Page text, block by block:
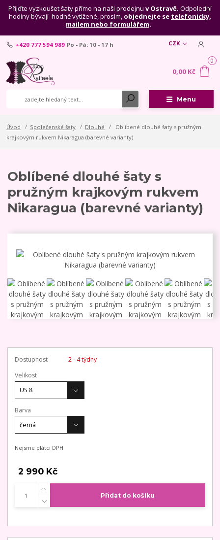
Přijďte vyzkoušet šaty přímo na naši prodejnu v Ostravě. Odpolední
hodiny bývají hodně vytížené, prosím, objednejte se telefonicky,
mailem nebo formulářem.
Menu
CZK
+420 777 594 989 Po - Pá: 10 - 17 h
0
0,00 Kč
Úvod Společenské šaty Dlouhé
Oblíbené dlouhé šaty s pružným
krajkovým rukvem Nikaragua (barevné varianty)
Oblíbené dlouhé šaty s
pružným krajkovým rukvem
Nikaragua (barevné varianty)
Dostupnost
2 - 4 týdny
Velikost
Barva
Nejsme plátci DPH
2 990 Kč
Přidat do košíku